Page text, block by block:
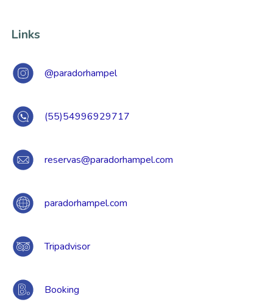
Links
@paradorhampel
(55)54996929717
reservas@paradorhampel.com
paradorhampel.com
Tripadvisor
Booking